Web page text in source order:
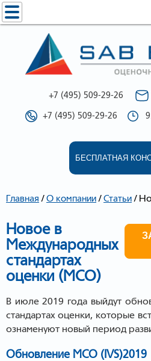
+7 (495) 509-29-26
+7 (495) 509-29-26
БЕСПЛАТНАЯ
Главная /О компании/Статьи/
Новое в
Международных
стандартах
оценки (МСО)
В июле 2019 года выйдут
стандартах оценки, которые
ознаменуют новый период
Обновление МСО (IVS)2019